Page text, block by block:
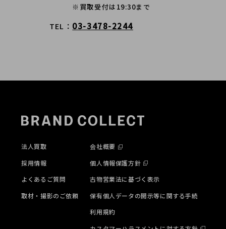
※買取受付は19:30まで
TEL 03-3478-2244
法人買取
採用情報
よくあるご質問
取材・撮影のご依頼
会社概要
個人情報保護方針
古物営業法に基づく表示
保有個人データの開示等に関する手続
利用規約